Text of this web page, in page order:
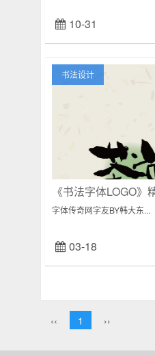
10-31
书法设计
字体传奇网字友BY韩大东...
03-18
‹‹ 1 ››